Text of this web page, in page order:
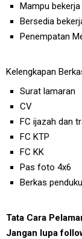
Mampu
Bersedia
Penempatan
Kelengkapan
Surat lamaran
CV
FC ijazah dan
FC KTP
FC KK
Pas foto 4x6
Berkas
Tata Cara
Jangan lupa